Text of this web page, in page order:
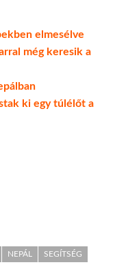
elmesélve
még keresik a
ki egy túlélőt a
NEPÁL
SEGÍTSÉG